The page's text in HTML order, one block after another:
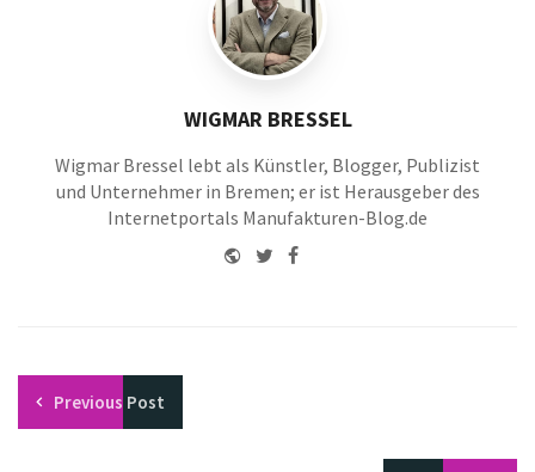
WIGMAR BRESSEL
Wigmar Bressel lebt als Künstler, Blogger, Publizist
und Unternehmer in Bremen; er ist Herausgeber des
Internetportals Manufakturen-Blog.de
WebsiteTwitterFacebook
Previous Post